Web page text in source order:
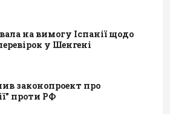
на вимогу Іспанії щодо
у Шенгені
законопроект про
проти РФ